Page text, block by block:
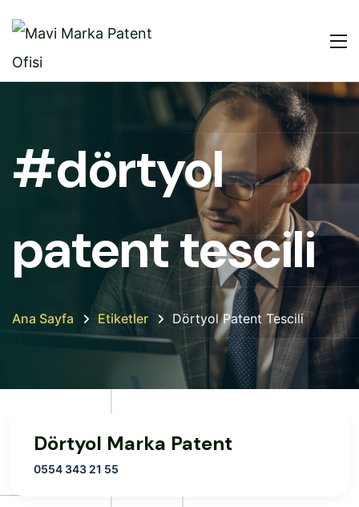
#dörtyol
patent tescili
Ana Sayfa Etiketler Dörtyol Patent Tescili
Dörtyol Marka Patent
0554 343 21 55